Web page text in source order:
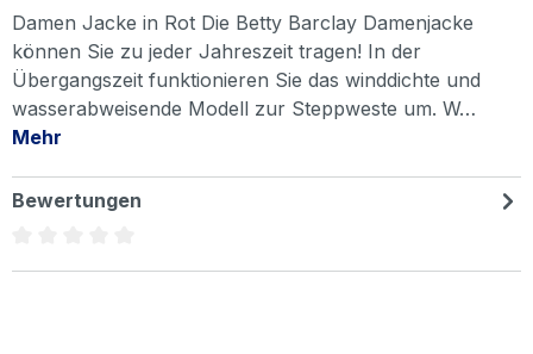
Damen Jacke in Rot Die Betty Barclay Damenjacke
können Sie zu jeder Jahreszeit tragen! In der
Übergangszeit funktionieren Sie das winddichte und
wasserabweisende Modell zur Steppweste um. W…
Mehr
Bewertungen